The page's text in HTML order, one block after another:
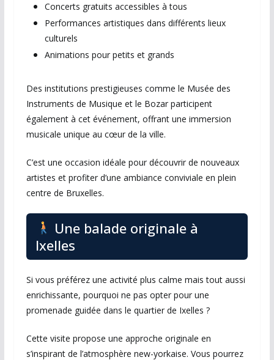
Concerts gratuits accessibles à tous
Performances artistiques dans différents lieux
culturels
Animations pour petits et grands
Des institutions prestigieuses comme le Musée des
Instruments de Musique et le Bozarparticipent
également à cet événement, offrant une immersion
musicale unique au cœur de la ville.
C’est une occasion idéale pour découvrir de nouveaux
artistes et profiter d’une ambiance conviviale en plein
centre de Bruxelles.
Une balade originale à
Ixelles
Si vous préférez une activité plus calme mais tout aussi
enrichissante, pourquoi ne pas opter pour une
promenade guidée dans le quartier de Ixelles ?
Cette visite propose une approche originale en
s’inspirant de l’atmosphère new-yorkaise. Vous pourrez